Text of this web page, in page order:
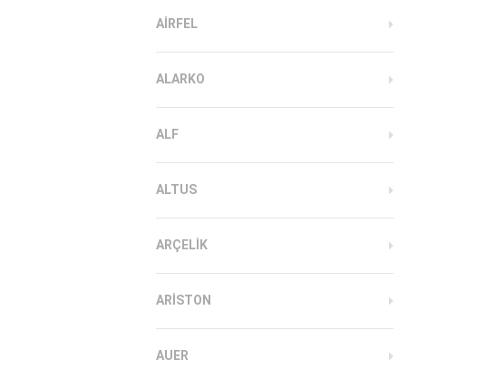
AIRFEL
ALARKO
ALF
ALTUS
ARÇELIK
ARISTON
AUER